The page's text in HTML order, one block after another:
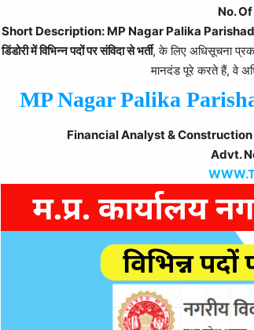
No.
Short Description: MP Nagar Palika Parishad
डिंडोरी में विभिन्न पदों पर संविदा से भर्ती, के लिए अधिसूचना
मानदंड पूरे करते हैं, वे
MP Nagar Palika
Financial Analyst &
Advt.